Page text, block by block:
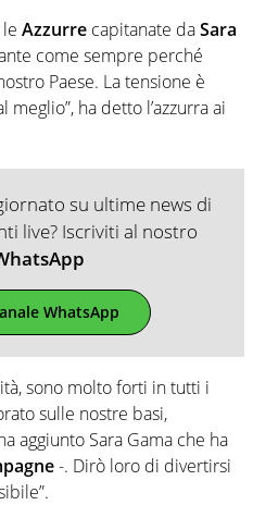
Azzurre capitanate daSara
come sempre perché
Paese. La tensione è
ha detto l’azzurra ai
su ultime news di
live? Iscriviti al nostro
WhatsApp
sono molto forti in tutti i
sulle nostre basi,
aggiunto Sara Gama che ha
-. Dirò loro di divertirsi